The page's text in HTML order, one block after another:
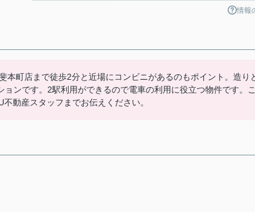
情報
本町店まで徒歩2分と近場にコンビニがあるのもポイント。造り
ンです。2駅利用ができるので電車の利用に役立つ物件です。こ
動産スタッフまでお伝えください。